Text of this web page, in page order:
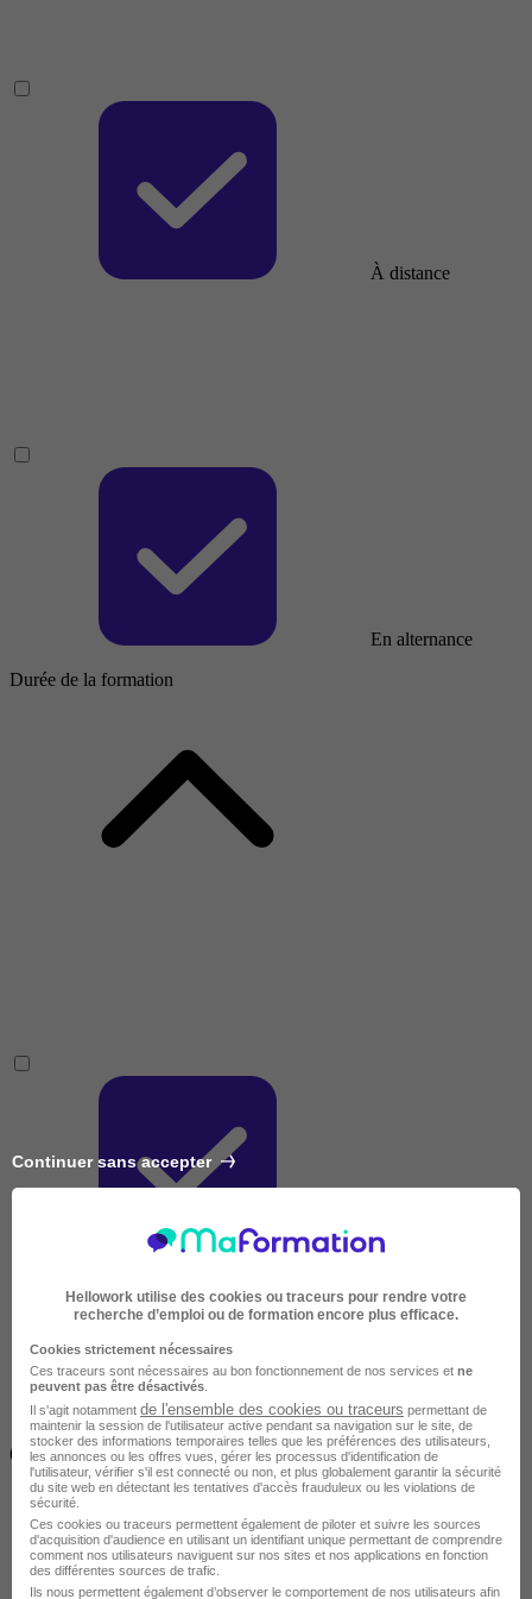
À distance
En alternance
Durée de la formation
Très courte
Inférieur à 2 jours
(14h)
Continuer sans accepter
Hellowork utilise des cookies ou traceurs pour rendre votre
recherche d’emploi ou de formation encore plus efficace.
Cookies strictement nécessaires
Ces traceurs sont nécessaires au bon fonctionnement de nos services et ne
peuvent pas être désactivés
Il s'agit notamment de l'ensemble des cookies ou traceurs permettant de
maintenir la session de l'utilisateur active pendant sa navigation sur le site, de
stocker des informations temporaires telles que les préférences des utilisateurs,
les annonces ou les offres vues, gérer les processus d'identification de
l'utilisateur, vérifier s'il est connecté ou non, et plus globalement garantir la sécurité
du site web en détectant les tentatives d'accès frauduleux ou les violations de
sécurité.
Ces cookies ou traceurs permettent également de piloter et suivre les sources
d'acquisition d'audience en utilisant un identifiant unique permettant de comprendre
comment nos utilisateurs naviguent sur nos sites et nos applications en fonction
des différentes sources de trafic.
Ils nous permettent également d’observer le comportement de nos utilisateurs afin